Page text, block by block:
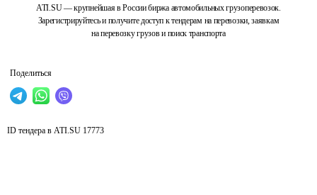
ATI.SU — крупнейшая в России биржа автомобильных грузоперевозок.
Зарегистрируйтесь и получите доступ к тендерам на перевозки, заявкам
на перевозку грузов и поиск транспорта
Поделиться
ID тендера в ATI.SU 17773